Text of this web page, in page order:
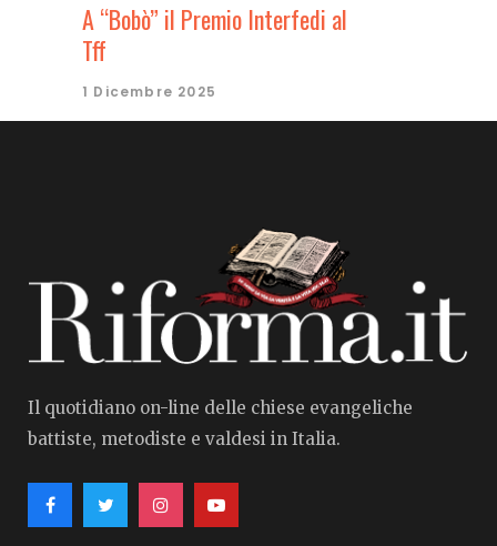
A “Bobò” il Premio Interfedi al
Tff
1 Dicembre 2025
Il quotidiano on-line delle chiese evangeliche
battiste, metodiste e valdesi in Italia.